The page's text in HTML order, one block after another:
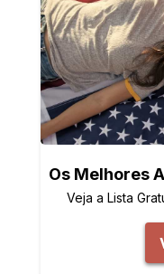
Os Melhores
Veja a Lista